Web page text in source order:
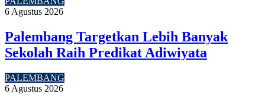
6 Agustus 2026
Palembang Targetkan Lebih Banyak
Sekolah Raih Predikat Adiwiyata
PALEMBANG
6 Agustus 2026